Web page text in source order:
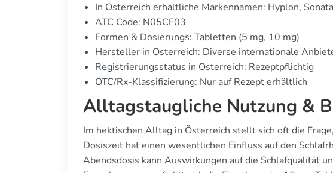
In Österreich erhältliche Markennamen: Hyplon, Sonata
ATC Code: N05CF03
Formen & Dosierungs: Tabletten (5 mg, 10 mg)
Hersteller in Österreich: Diverse internationale
Registrierungsstatus in Österreich: Rezeptpflichtig
OTC/Rx-Klassifizierung: Nur auf Rezept erhältlich
Alltagstaugliche Nutzung &
Im hektischen Alltag in Österreich stellt sich oft die
Dosiszeit hat einen wesentlichen Einfluss auf den
Abendsdosis kann Auswirkungen auf die Schlafqualität